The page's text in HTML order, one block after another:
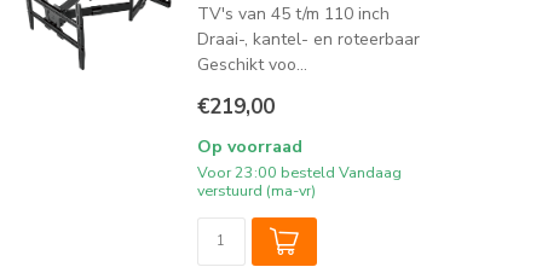
TV's van 45 t/m 110 inch
Draai-, kantel- en roteerbaar
Geschikt voo...
€219,00
Op voorraad
Voor 23:00 besteld Vandaag
verstuurd (ma-vr)